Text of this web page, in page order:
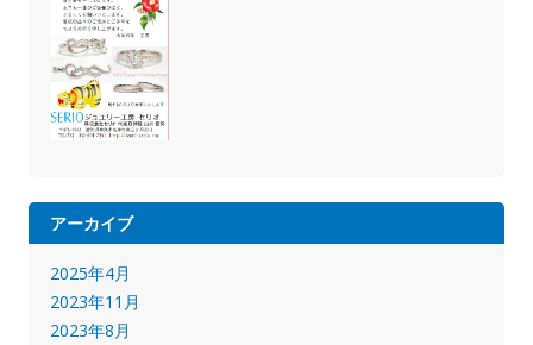
アーカイブ
2025年4月
2023年11月
2023年8月